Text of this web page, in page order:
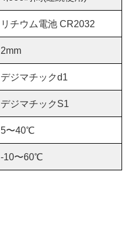
リチウム電池 CR2032
2mm
デジマチックd1
デジマチックS1
5〜40℃
-10〜60℃